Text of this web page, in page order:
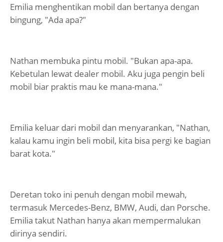
Emilia menghentikan mobil dan bertanya dengan
bingung, "Ada apa?"
Nathan membuka pintu mobil. "Bukan apa-apa.
Kebetulan lewat dealer mobil. Aku juga pengin beli
mobil biar praktis mau ke mana-mana."
Emilia keluar dari mobil dan menyarankan, "Nathan,
kalau kamu ingin beli mobil, kita bisa pergi ke bagian
barat kota."
Deretan toko ini penuh dengan mobil mewah,
termasuk Mercedes-Benz, BMW, Audi, dan Porsche.
Emilia takut Nathan hanya akan mempermalukan
dirinya sendiri.